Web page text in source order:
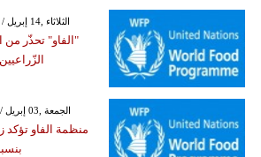
GMT 20:15 2026 الثلاثاء ,14 إبريل / نيسان
"الفاو" تحذّر
GMT 15:25 2026 الجمعة ,03 إبريل / نيسان
منظمة الفاو تؤكد
بنسبة 2.4